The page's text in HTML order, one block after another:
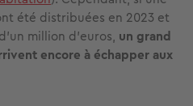
été distribuées en 2023 et
million d’euros, un grand
encore à échapper aux